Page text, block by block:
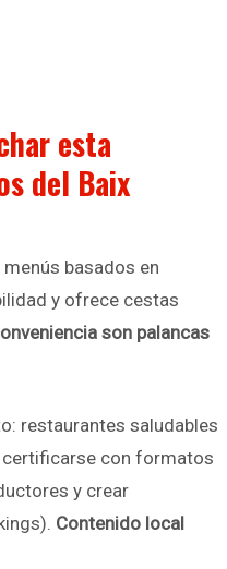
esta
del Baix
basados en
y ofrece cestas
son palancas
restaurantes saludables
certificarse con formatos
y crear
Contenido local